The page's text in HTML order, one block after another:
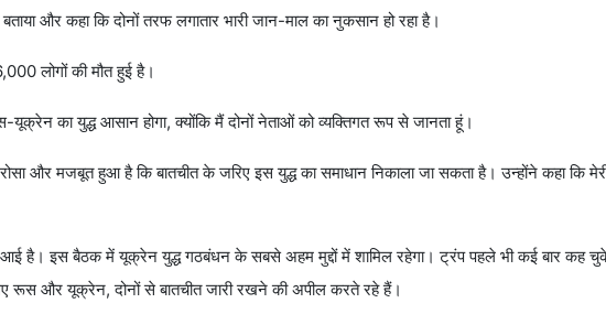
और कहा कि दोनों तरफ लगातार भारी जान-माल का नुकसान हो रहा है।
लोगों की मौत हुई है।
का युद्ध आसान होगा, क्योंकि मैं दोनों नेताओं को व्यक्तिगत रूप से जानता हूं।
और मजबूत हुआ है कि बातचीत के जरिए इस युद्ध का समाधान निकाला जा सकता है। उन्होंने कहा क‍ि
आई है। इस बैठक में यूक्रेन युद्ध गठबंधन के सबसे अहम मुद्दों में शामिल रहेगा। ट्रंप पहले भी कई बार कह
रूस और यूक्रेन, दोनों से बातचीत जारी रखने की अपील करते रहे हैं।